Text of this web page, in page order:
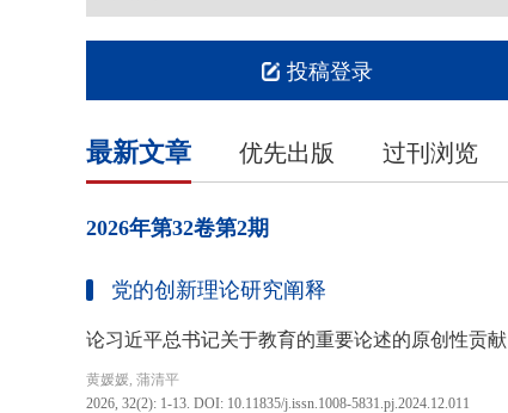
投稿登录
最新文章 优先出版 过刊浏览
2026年第32卷第2期
党的创新理论研究阐释
论习近平总书记关于教育的重要论述的原创性贡献
黄媛媛, 蒲清平
2026, 32(2): 1-13. DOI: 10.11835/j.issn.1008-5831.pj.2024.12.011